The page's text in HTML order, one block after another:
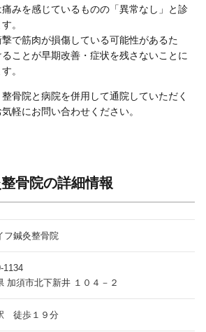
みを感じているものの「異常なし」と診
。
で筋肉が損傷している可能性があるた
ことが早期改善・症状を残さないことに
。
骨院と病院を併用して通院していただく
軽にお問い合わせください。
骨院の詳細情報
フ鍼灸整骨院
1134
加須市北下新井 １０４－２
徒歩１９分